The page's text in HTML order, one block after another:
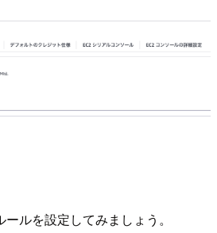
ルを設定してみましょう。